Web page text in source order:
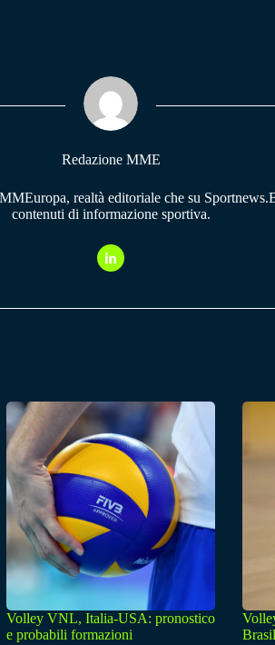
Redazione MME
realtà editoriale che su
contenuti di informazione sportiva.
Volley VNL, Italia-USA: pronostico
e probabili formazioni